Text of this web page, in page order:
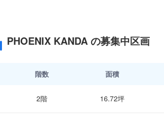
PHOENIX KANDA の募集中区画
階数 面積
2階 16.72坪